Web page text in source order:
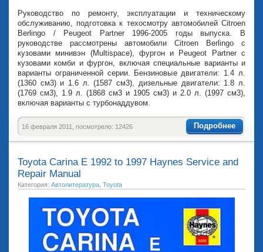
Руководство по ремонту, эксплуатации и техническому
обслуживанию, подготовка к техосмотру автомобилей Citroen
Berlingo / Peugeot Partner 1996-2005 годы выпуска. В
руководстве рассмотрены автомобили Citroen Berlingo с
кузовами минивэн (Multispace), фургон и Peugeot Partner с
кузовами комби и фургон, включая специальные варианты и
варианты ограниченной серии. Бензиновые двигатели: 1.4 л.
(1360 см3) и 1.6 л. (1587 см3), дизельные двигатели: 1.8 л.
(1769 см3), 1.9 л. (1868 см3 и 1905 см3) и 2.0 л. (1997 см3),
включая варианты с турбонаддувом.
Подробнее
16 февраля 2011, посмотрело: 12426
Toyota Carina Е 1992 to 1997 Haynes Service and
Repair Manual
Категория: Автолитература Toyota